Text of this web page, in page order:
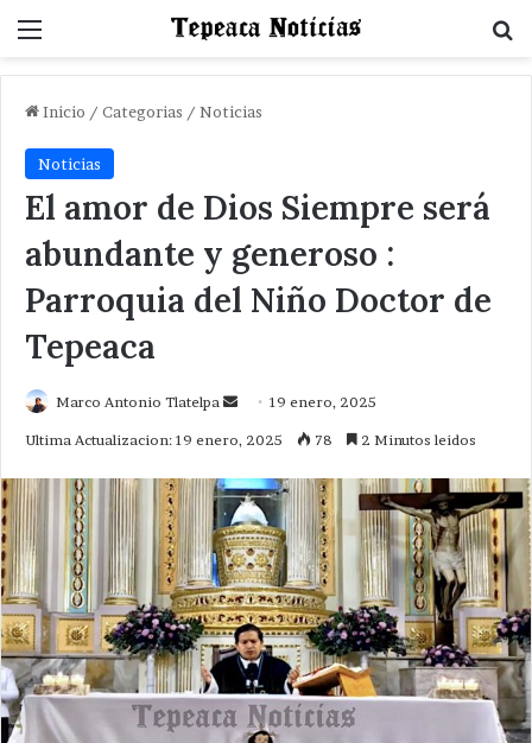
Menu
Inicio / Categorias / Noticias
Noticias
El amor de Dios Siempre será
abundante y generoso :
Parroquia del Niño Doctor de
Tepeaca
Marco Antonio Tlatelpa
Send19 enero, 2025
Ultima Actualizacion: 19 enero, 2025 78 2 Minutos leidos